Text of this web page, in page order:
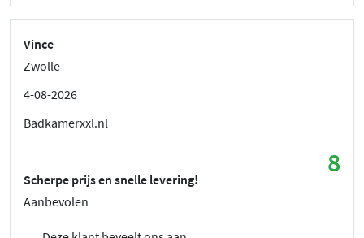
Vince
Zwolle
4-08-2026
Badkamerxxl.nl
8
Scherpe prijs en snelle levering!
Aanbevolen